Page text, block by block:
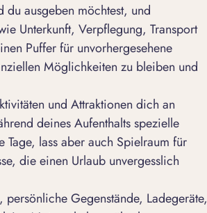
ausgeben möchtest, und
Unterkunft, Verpflegung, Transport
Puffer für unvorhergesehene
Möglichkeiten zu bleiben und
und Attraktionen dich an
deines Aufenthalts spezielle
lass aber auch Spielraum für
die einen Urlaub unvergesslich
persönliche Gegenstände, Ladegeräte,